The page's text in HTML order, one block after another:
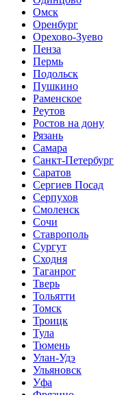
Омск
Оренбург
Орехово-Зуево
Пенза
Пермь
Подольск
Пушкино
Раменское
Реутов
Ростов на дону
Рязань
Самара
Санкт-Петербург
Саратов
Сергиев Посад
Серпухов
Смоленск
Сочи
Ставрополь
Сургут
Сходня
Таганрог
Тверь
Тольятти
Томск
Троицк
Тула
Тюмень
Улан-Удэ
Ульяновск
Уфа